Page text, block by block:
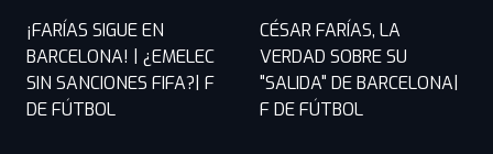
¡FARÍAS SIGUE EN
BARCELONA! | ¿EMELEC
SIN SANCIONES FIFA?| F
DE FÚTBOL
CÉSAR FARÍAS, LA
VERDAD SOBRE SU
"SALIDA" DE BARCELONA|
F DE FÚTBOL